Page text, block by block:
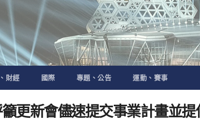
財經 國際 專題、公告 運動、賽事
更新會儘速提交事業計畫並